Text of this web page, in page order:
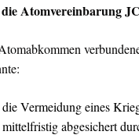
Atomvereinbarung
die Vermeidung eines
mittelfristig abgesichert